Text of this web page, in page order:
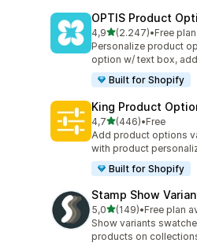
OPTIS Product
4,95 yıldız üzerinden
(2.247)
toplam 2247•Free
Personalize product
option w/ text box,
Built for Shopify
King Product
4,75 yıldız üzerinden
(446)
toplam 446•Free
Add product options
with product
Built for Shopify
Stamp Show
5,05 yıldız üzerinden
(149)
toplam 149•Free plan
Show variants
products on